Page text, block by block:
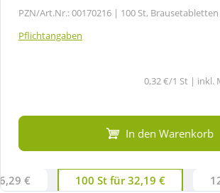
PZN/Art.Nr.: 00170216 | 100 St, Brausetabletten
Pflichtangaben
0,32 €/1 St | inkl.
In den Warenkorb
€ 100 St für 32,19 €